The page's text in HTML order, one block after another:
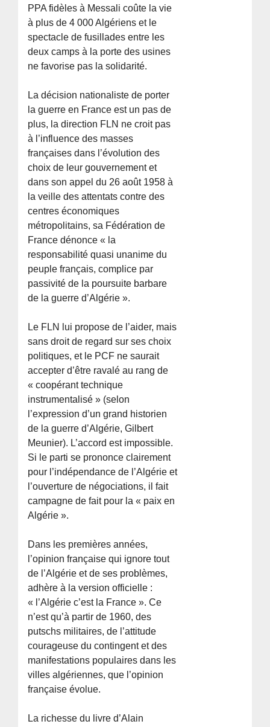
PPA fidèles à Messali coûte la vie
à plus de 4 000 Algériens et le
spectacle de fusillades entre les
deux camps à la porte des usines
ne favorise pas la solidarité.
La décision nationaliste de porter
la guerre en France est un pas de
plus, la direction FLN ne croit pas
à l’influence des masses
françaises dans l’évolution des
choix de leur gouvernement et
dans son appel du 26 août 1958 à
la veille des attentats contre des
centres économiques
métropolitains, sa Fédération de
France dénonce « la
responsabilité quasi unanime du
peuple français, complice par
passivité de la poursuite barbare
de la guerre d’Algérie ».
Le FLN lui propose de l’aider, mais
sans droit de regard sur ses choix
politiques, et le PCF ne saurait
accepter d’être ravalé au rang de
« coopérant technique
instrumentalisé » (selon
l’expression d’un grand historien
de la guerre d’Algérie, Gilbert
Meunier). L’accord est impossible.
Si le parti se prononce clairement
pour l’indépendance de l’Algérie et
l’ouverture de négociations, il fait
campagne de fait pour la « paix en
Algérie ».
Dans les premières années,
l’opinion française qui ignore tout
de l’Algérie et de ses problèmes,
adhère à la version officielle :
« l’Algérie c’est la France ». Ce
n’est qu’à partir de 1960, des
putschs militaires, de l’attitude
courageuse du contingent et des
manifestations populaires dans les
villes algériennes, que l’opinion
française évolue.
La richesse du livre d’Alain